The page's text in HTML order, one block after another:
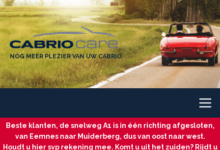
NÓG MEER PLEZIER VAN UW CABRIO
Beste klanten, de snelweg A1 is in één richting afgesloten,
van Eemnes naar Muiderberg, dus van oost naar west.
Houdt u hier svp rekening mee. Komt u uit het zuiden? Rijdt u